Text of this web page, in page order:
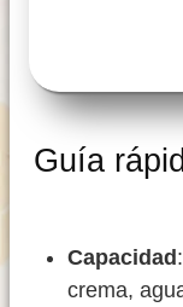
Guía
Capacidad
crema,